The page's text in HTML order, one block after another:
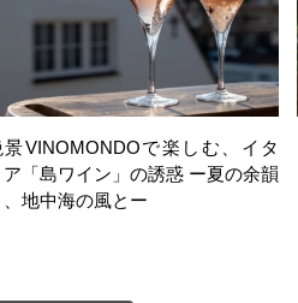
景VINOMONDOで楽しむ、イタ
ア「島ワイン」の誘惑 ー夏の余韻
、地中海の風とー